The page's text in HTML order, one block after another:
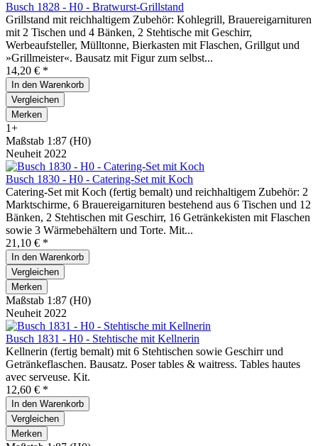
Busch 1828 - H0 - Bratwurst-Grillstand
Grillstand mit reichhaltigem Zubehör: Kohlegrill, Brauereigarnituren
mit 2 Tischen und 4 Bänken, 2 Stehtische mit Geschirr,
Werbeaufsteller, Mülltonne, Bierkasten mit Flaschen, Grillgut und
»Grillmeister«. Bausatz mit Figur zum selbst...
14,20 € *
In den Warenkorb
Vergleichen
Merken
1+
Maßstab 1:87 (H0)
Neuheit 2022
Busch 1830 - H0 - Catering-Set mit Koch
Catering-Set mit Koch (fertig bemalt) und reichhaltigem Zubehör: 2
Marktschirme, 6 Brauereigarnituren bestehend aus 6 Tischen und 12
Bänken, 2 Stehtischen mit Geschirr, 16 Getränkekisten mit Flaschen
sowie 3 Wärmebehältern und Torte. Mit...
21,10 € *
In den Warenkorb
Vergleichen
Merken
Maßstab 1:87 (H0)
Neuheit 2022
Busch 1831 - H0 - Stehtische mit Kellnerin
Kellnerin (fertig bemalt) mit 6 Stehtischen sowie Geschirr und
Getränkeflaschen. Bausatz. Poser tables & waitress. Tables hautes
avec serveuse. Kit.
12,60 € *
In den Warenkorb
Vergleichen
Merken